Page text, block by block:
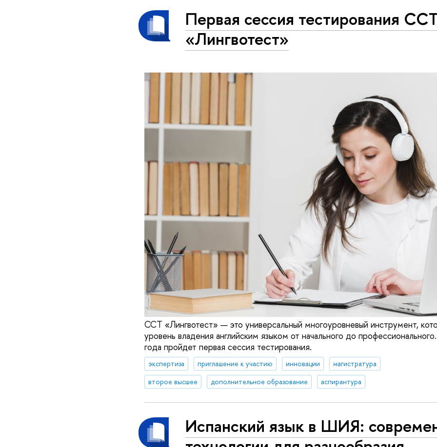
Первая сессия тестирования
«Лингвотест»
ССТ «Лингвотест» — это универсальный многоуровневый инструмент,
уровень владения английским языком от начального до
года пройдет первая сессия тестирования.
экспертиза приглашение к участию инновации
магистратура
второе высшее
дополнительное образование аспирантура
Испанский язык в ШИЯ: